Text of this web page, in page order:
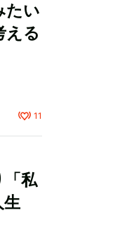
たい
える
11
「私
生